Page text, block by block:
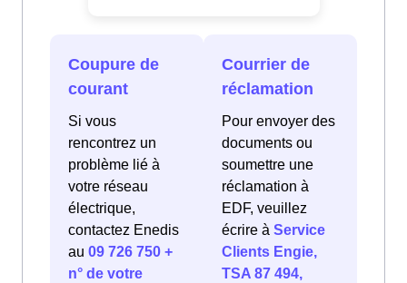
Coupure de
courant
Si vous
rencontrez un
problème lié à
votre réseau
électrique,
contactez Enedis
au 09 726 750 +
n° de votre
Courrier de
réclamation
Pour envoyer des
documents ou
soumettre une
réclamation à
EDF, veuillez
écrire à Service
Clients Engie,
TSA 87 494,